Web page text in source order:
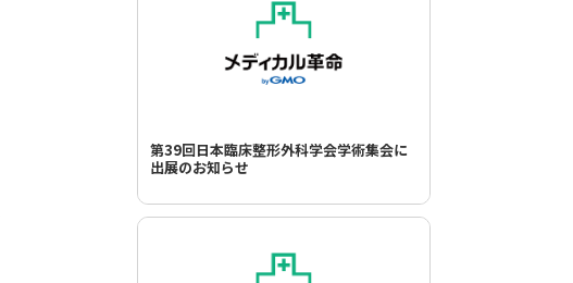
第39回日本臨床整形外科学会学術集会に
出展のお知らせ